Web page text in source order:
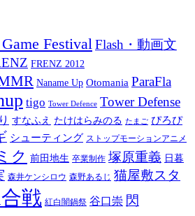
FestivalFlash・動画文
FRENZ 2012
Naname Up Otomania ParaFla
tigo Tower Defence Tower Defense
すなふえ たけはらみのる たまご ぴろぴ
シューティング ストップモーションアニメ
ク 前田地生 卒業制作 塚原重義 日暮
森井ケンシロウ 森野あるじ 猫屋敷スタ
戦 紅白闇鍋祭 谷口崇 閃